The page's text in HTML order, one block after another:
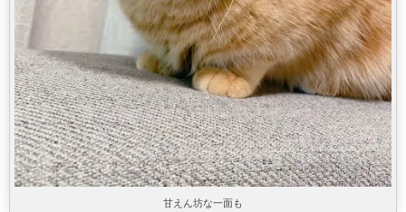
甘えん坊な一面も